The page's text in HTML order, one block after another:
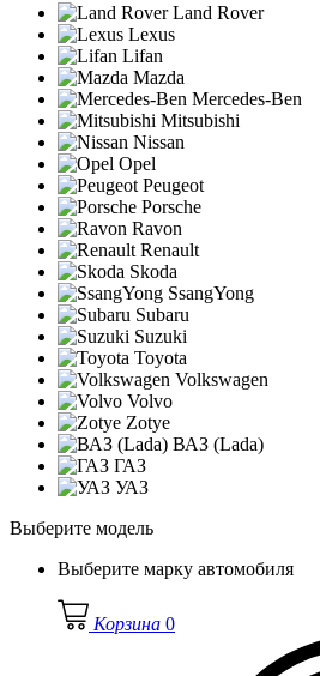
Land Rover
Lexus
Lifan
Mazda
Mercedes-Ben
Mitsubishi
Nissan
Opel
Peugeot
Porsche
Ravon
Renault
Skoda
SsangYong
Subaru
Suzuki
Toyota
Volkswagen
Volvo
Zotye
ВАЗ (Lada)
ГАЗ
УАЗ
Выберите модель
Выберите марку автомобиля
Корзина 0